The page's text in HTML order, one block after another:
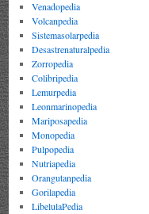
Venadopedia
Volcanpedia
Sistemasolarpedia
Desastrenaturalpedia
Zorropedia
Colibripedia
Lemurpedia
Leonmarinopedia
Mariposapedia
Monopedia
Pulpopedia
Nutriapedia
Orangutanpedia
Gorilapedia
LibelulaPedia